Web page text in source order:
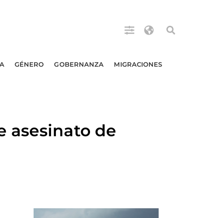
GÉNERO GOBERNANZA MIGRACIONES
asesinato de